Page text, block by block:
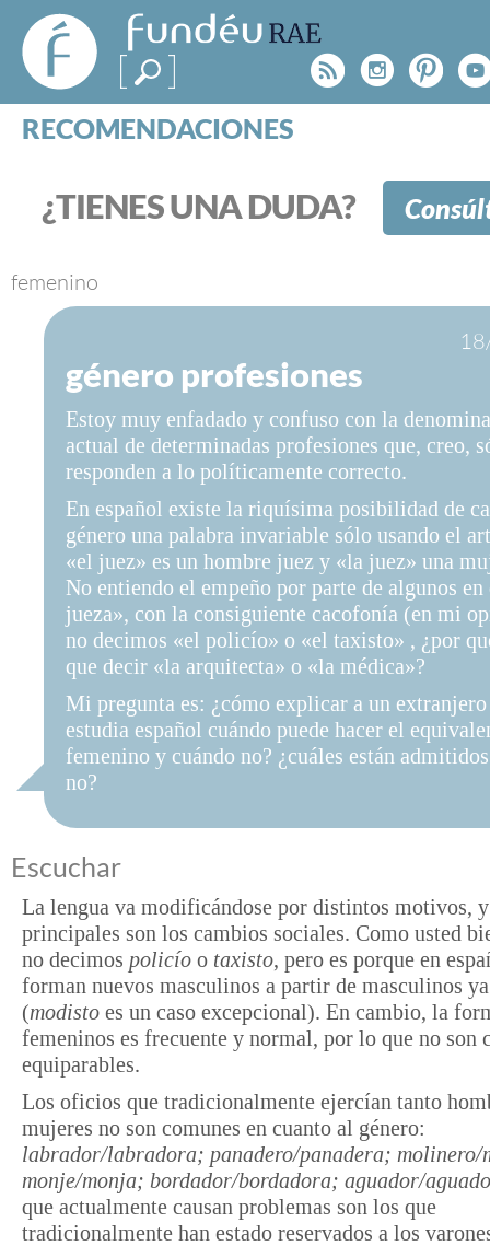
FundéuRAE
- Fundación
del Español
Urgente
Rss
RECOMENDACIONES
CATEGORÍAS
ESPECIALES
BLOG
NOTICIAS
SOBRE LA FUNDÉURAE
FundéuRAE es una fundación patrocinada por la
y la Real Academia Española, cuyo objetivo es
el buen uso del español en los medios de
Internet.
¿TIENES UNA DUDA?
femenino
género profesiones
Estoy muy enfadado y confuso con la
actual de determinadas profesiones que, creo,
responden a lo políticamente correcto.
En español existe la riquísima posibilidad de
género una palabra invariable sólo usando el
«el juez» es un hombre juez y «la juez» una
No entiendo el empeño por parte de algunos
jueza», con la consiguiente cacofonía (en mi
no decimos «el policío» o «el taxisto» , ¿por
que decir «la arquitecta» o «la médica»?
Mi pregunta es: ¿cómo explicar a un extranjero
estudia español cuándo puede hacer el
femenino y cuándo no? ¿cuáles están
no?
Escuchar
La lengua va modificándose por distintos motivos,
principales son los cambios sociales. Como usted
no decimos policío o taxisto, pero es porque en
forman nuevos masculinos a partir de masculinos
(modisto es un caso excepcional). En cambio, la
femeninos es frecuente y normal, por lo que no son
equiparables.
Los oficios que tradicionalmente ejercían tanto
mujeres no son comunes en cuanto al género:
labrador/labradora; panadero/panadera; molinero/
monje/monja; bordador/bordadora; aguador/
que actualmente causan problemas son los que
tradicionalmente han estado reservados a los